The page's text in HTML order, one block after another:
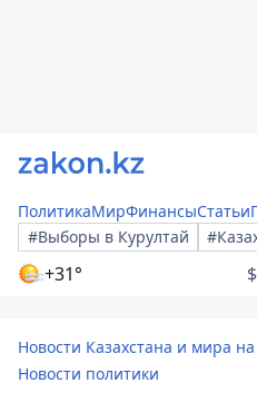
ПолитикаМирФинансыСтатьи
#Выборы в Курултай
+31° $
Новости Казахстана и мира на
Новости политики